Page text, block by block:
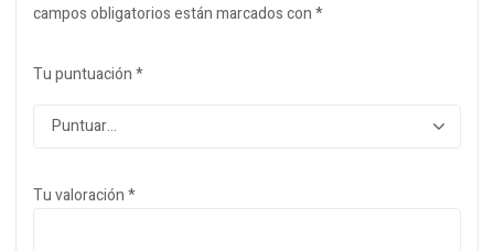
campos obligatorios están marcados con*
Tu puntuación*
Tu valoración*